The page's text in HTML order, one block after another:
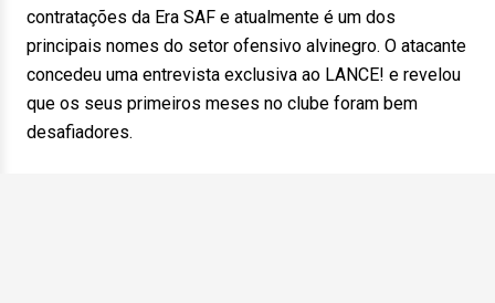
contratações da Era SAF e atualmente é um dos
principais nomes do setor ofensivo alvinegro. O atacante
concedeu uma entrevista exclusiva ao LANCE! e revelou
que os seus primeiros meses no clube foram bem
desafiadores.